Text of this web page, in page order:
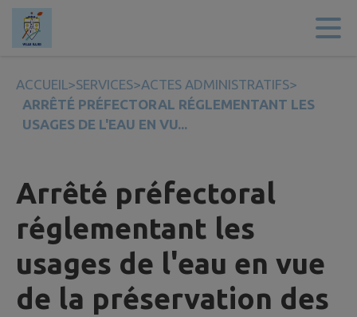
Contenu
ACCUEIL >SERVICES>ACTES ADMINISTRATIFS>
ARRÊTÉ PRÉFECTORAL RÉGLEMENTANT LES
USAGES DE L'EAU EN VU...
Arrêté préfectoral
réglementant les
usages de l'eau en vue
de la préservation des